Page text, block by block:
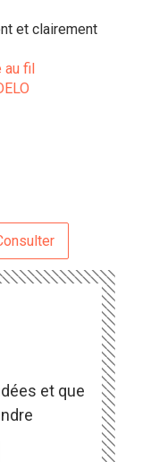
et clairement
fil
et que